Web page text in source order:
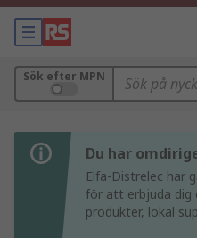
Sök efter MPN
Du har
Elfa-Distrelec har
för att erbjuda dig
produkter, lokal